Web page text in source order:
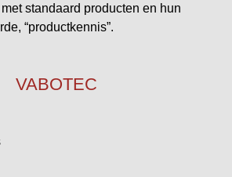
standaard producten en hun
“productkennis”.
VABOTEC